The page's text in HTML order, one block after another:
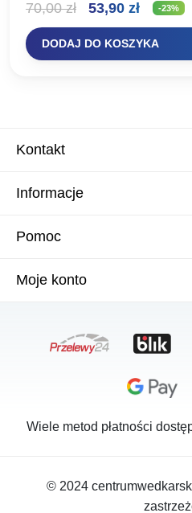
70,00zł
Pierwotna
cena
wynosiła:
53,90 złAktualna
cena
wynosi:
-23%
DODAJ DO KOSZYKA
Kontakt
Informacje
Pomoc
Moje konto
Wiele metod płatności
© 2024